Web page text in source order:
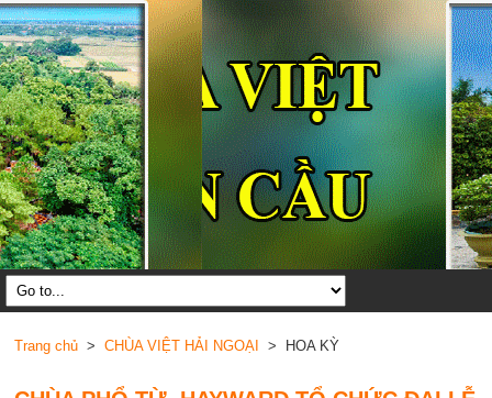
Trang chủ> CHÙA VIỆT HẢI NGOẠI > HOA KỲ